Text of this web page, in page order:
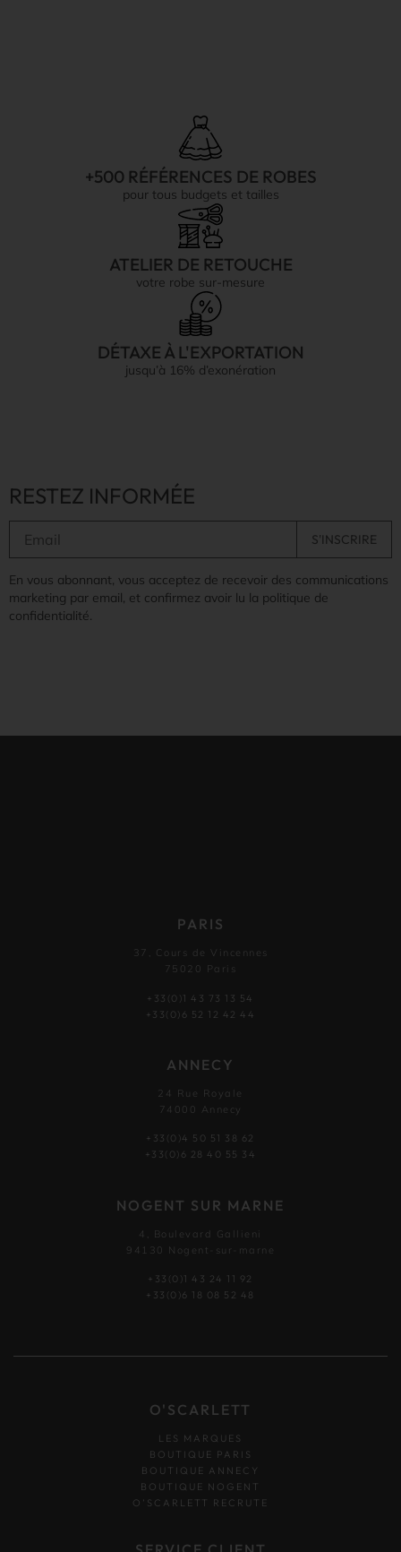
+500 RÉFÉRENCES DE ROBES
pour tous budgets et tailles
ATELIER DE RETOUCHE
votre robe sur-mesure
DÉTAXE À L'EXPORTATION
jusqu’à 16% d’exonération
RESTEZ INFORMÉE
En vous abonnant, vous acceptez de recevoir des communications
marketing par email, et confirmez avoir lu la politique de
confidentialité.
PARIS
37, Cours de Vincennes
75020 Paris
+33(0)1 43 73 13 54
+33(0)6 52 12 42 44
ANNECY
24 Rue Royale
74000 Annecy
+33(0)4 50 51 38 62
+33(0)6 28 40 55 34
NOGENT SUR MARNE
4, Boulevard Gallieni
94130 Nogent-sur-marne
+33(0)1 43 24 11 92
+33(0)6 18 08 52 48
O'SCARLETT
LES MARQUES
BOUTIQUE PARIS
BOUTIQUE ANNECY
BOUTIQUE NOGENT
O’SCARLETT RECRUTE